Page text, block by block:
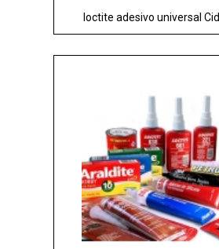
loctite adesivo universal